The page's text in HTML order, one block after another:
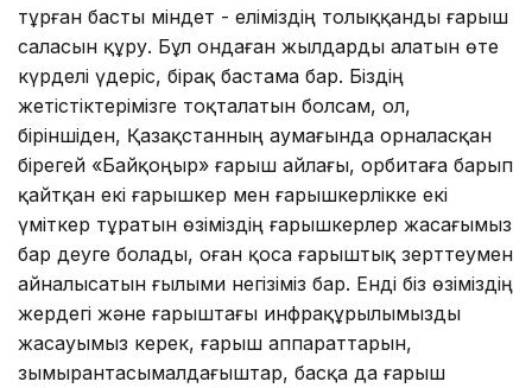
тұрған басты міндет - еліміздің толыққанды ғарыш
саласын құру. Бұл ондаған жылдарды алатын өте
күрделі үдеріс, бірақ бастама бар. Біздің
жетістіктерімізге тоқталатын болсам, ол,
біріншіден, Қазақстанның аумағында орналасқан
бірегей «Байқоңыр» ғарыш айлағы, орбитаға барып
қайтқан екі ғарышкер мен ғарышкерлікке екі
үміткер тұратын өзіміздің ғарышкерлер жасағымыз
бар деуге болады, оған қоса ғарыштық зерттеумен
айналысатын ғылыми негізіміз бар. Енді біз өзіміздің
жердегі және ғарыштағы инфрақұрылымызды
жасауымыз керек, ғарыш аппараттарын,
зымырантасымалдағыштар, басқа да ғарыш